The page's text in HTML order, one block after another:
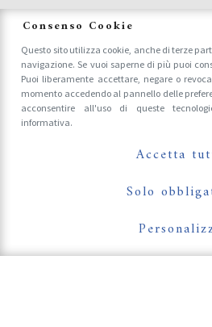
Accrediti Stampa
Follow Us
Consenso Cookie
Questo sito utilizza cookie, anche di terze
navigazione. Se vuoi saperne di più puoi
Puoi liberamente accettare, negare o
momento accedendo al pannello delle
acconsentire all'uso di queste
informativa.
Accetta
Solo